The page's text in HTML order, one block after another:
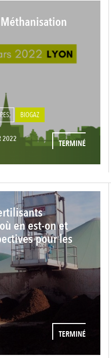
BIOGAZ
2022 TERMINÉ
en est-on et
pour les
TERMINÉ